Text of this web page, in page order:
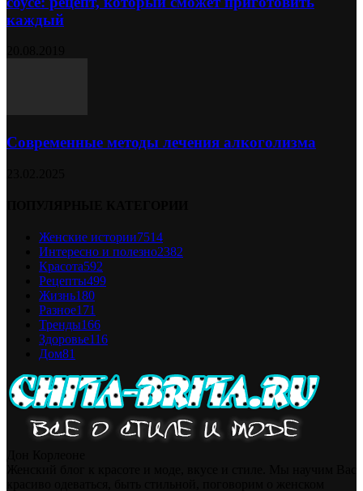
каждый
Современные методы лечения алкоголизма
Женские истории7514
Интересно и полезно2382
Красота592
Рецепты499
Жизнь180
Разное171
Тренды166
Здоровье116
Дом81